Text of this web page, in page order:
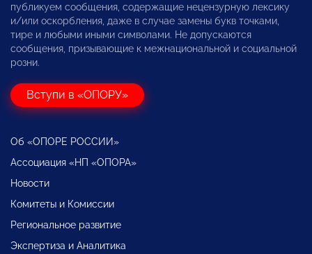
публикуем сообщения, содержащие нецензурную лексику
и/или оскорбления, даже в случае замены букв точками,
тире и любыми иными символами. Не допускаются
сообщения, призывающие к межнациональной и социальной
розни.
Вступи в «ОПОРУ»
Об «ОПОРЕ РОССИИ»
Ассоциация «НП «ОПОРА»
Новости
Комитеты и Комиссии
Региональное развитие
Экспертиза и Аналитика